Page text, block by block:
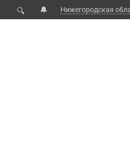
🔍 🔔 Нижегородская